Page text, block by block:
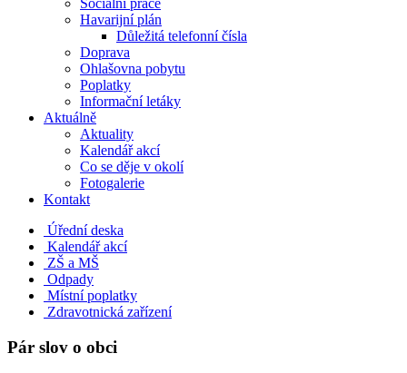
Sociální práce
Havarijní plán
Důležitá telefonní čísla
Doprava
Ohlašovna pobytu
Poplatky
Informační letáky
Aktuálně
Aktuality
Kalendář akcí
Co se děje v okolí
Fotogalerie
Kontakt
Úřední deska
Kalendář akcí
ZŠ a MŠ
Odpady
Místní poplatky
Zdravotnická zařízení
Pár slov o obci